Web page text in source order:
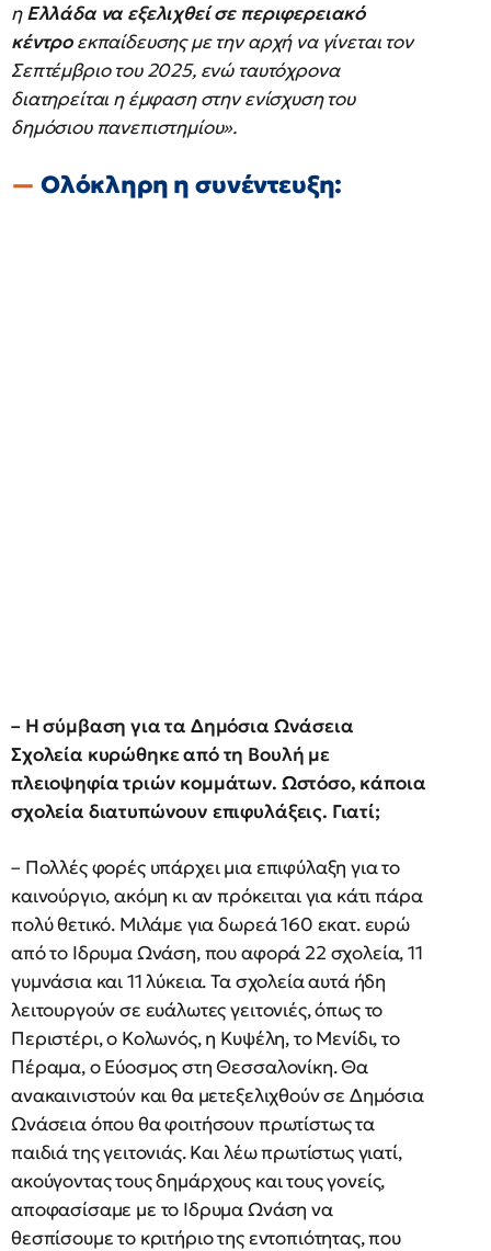
ηΕλλάδα να εξελιχθεί σε περιφερειακό
κέντροεκπαίδευσης με την αρχή να γίνεται τον
Σεπτέμβριο του 2025, ενώ ταυτόχρονα
διατηρείται η έμφαση στην ενίσχυση του
δημόσιου πανεπιστημίου».
Ολόκληρη η συνέντευξη:
– Hσύμβαση για τα Δημόσια Ωνάσεια
Σχολεία κυρώθηκε από τη Βουλή με
πλειοψηφία τριών κομμάτων. Ωστόσο, κάποια
σχολεία διατυπώνουν επιφυλάξεις. Γιατί;
– Πολλές φορές υπάρχει μια επιφύλαξη για το
καινούργιο, ακόμη κι αν πρόκειται για κάτι πάρα
πολύ θετικό. Μιλάμε για δωρεά 160 εκατ. ευρώ
από το Ιδρυμα Ωνάση, που αφορά 22 σχολεία, 11
γυμνάσια και 11 λύκεια. Τα σχολεία αυτά ήδη
λειτουργούν σε ευάλωτες γειτονιές, όπως το
Περιστέρι, ο Κολωνός, η Κυψέλη, το Μενίδι, το
Πέραμα, ο Εύοσμος στη Θεσσαλονίκη. Θα
ανακαινιστούν και θα μετεξελιχθούν σε Δημόσια
Ωνάσεια όπου θα φοιτήσουν πρωτίστως τα
παιδιά της γειτονιάς. Και λέω πρωτίστως γιατί,
ακούγοντας τους δημάρχους και τους γονείς,
αποφασίσαμε με το Ιδρυμα Ωνάση να
θεσπίσουμε το κριτήριο της εντοπιότητας, που